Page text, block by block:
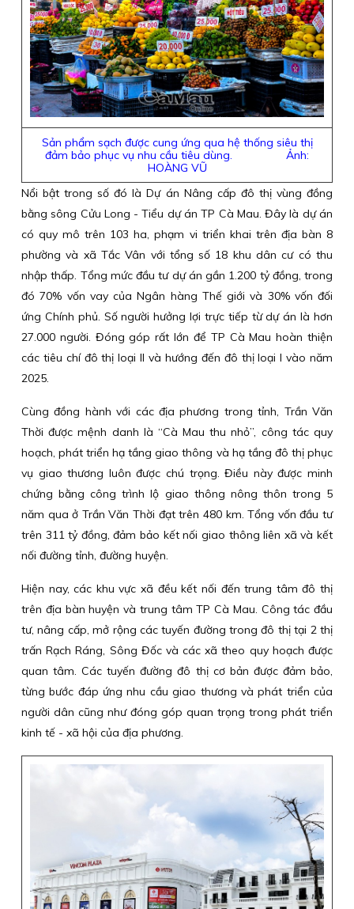
Sản phẩm sạch được cung ứng qua hệ thống siêu thị
đảm bảo phục vụ nhu cầu tiêu dùng. Ảnh:
HOÀNG VŨ
Nổi bật trong số đó là Dự án Nâng cấp đô thị vùng đồng
bằng sông Cửu Long - Tiểu dự án TP Cà Mau. Đây là dự án
có quy mô trên 103 ha, phạm vi triển khai trên địa bàn 8
phường và xã Tắc Vân với tổng số 18 khu dân cư có thu
nhập thấp. Tổng mức đầu tư dự án gần 1.200 tỷ đồng, trong
đó 70% vốn vay của Ngân hàng Thế giới và 30% vốn đối
ứng Chính phủ. Số người hưởng lợi trực tiếp từ dự án là hơn
27.000 người. Đóng góp rất lớn để TP Cà Mau hoàn thiện
các tiêu chí đô thị loại II và hướng đến đô thị loại I vào năm
2025.
Cùng đồng hành với các địa phương trong tỉnh, Trần Văn
Thời được mệnh danh là “Cà Mau thu nhỏ”, công tác quy
hoạch, phát triển hạ tầng giao thông và hạ tầng đô thị phục
vụ giao thương luôn được chú trọng. Điều này được minh
chứng bằng công trình lộ giao thông nông thôn trong 5
năm qua ở Trần Văn Thời đạt trên 480 km. Tổng vốn đầu tư
trên 311 tỷ đồng, đảm bảo kết nối giao thông liên xã và kết
nối đường tỉnh, đường huyện.
Hiện nay, các khu vực xã đều kết nối đến trung tâm đô thị
trên địa bàn huyện và trung tâm TP Cà Mau. Công tác đầu
tư, nâng cấp, mở rộng các tuyến đường trong đô thị tại 2 thị
trấn Rạch Ráng, Sông Đốc và các xã theo quy hoạch được
quan tâm. Các tuyến đường đô thị cơ bản được đảm bảo,
từng bước đáp ứng nhu cầu giao thương và phát triển của
người dân cũng như đóng góp quan trọng trong phát triển
kinh tế - xã hội của địa phương.